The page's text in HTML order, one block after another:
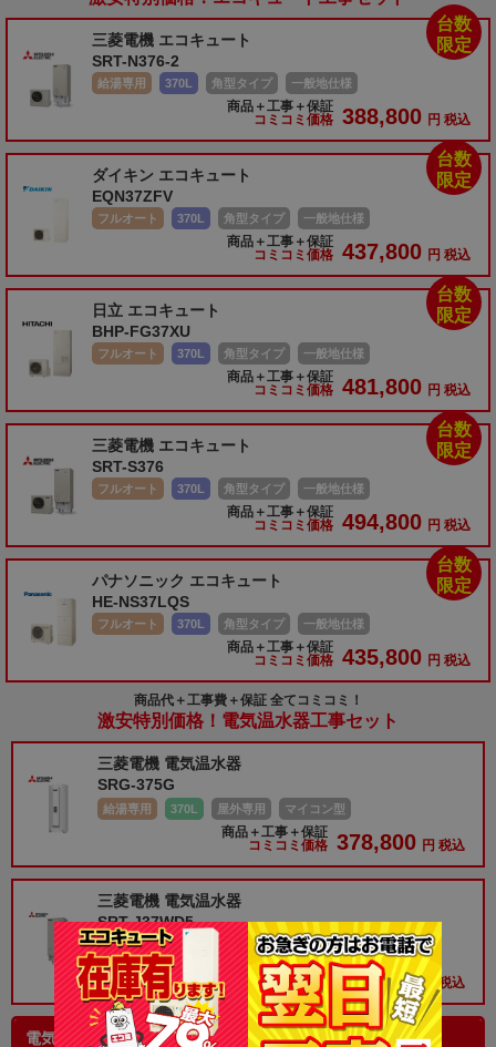
三菱電機 エコキュート
SRT-N376-2
給湯専用 370L 角型タイプ 一般地仕様
商品＋工事＋保証
コミコミ価格 388,800 円 税込
台数
限定
ダイキン エコキュート
EQN37ZFV
フルオート 370L 角型タイプ 一般地仕様
商品＋工事＋保証
コミコミ価格 437,800 円 税込
台数
限定
日立 エコキュート
BHP-FG37XU
フルオート 370L 角型タイプ 一般地仕様
商品＋工事＋保証
コミコミ価格 481,800 円 税込
台数
限定
三菱電機 エコキュート
SRT-S376
フルオート 370L 角型タイプ 一般地仕様
商品＋工事＋保証
コミコミ価格 494,800 円 税込
台数
限定
パナソニック エコキュート
HE-NS37LQS
フルオート 370L 角型タイプ 一般地仕様
商品＋工事＋保証
コミコミ価格 435,800 円 税込
台数
限定
商品代＋工事費＋保証 全てコミコミ！
激安特別価格！電気温水器工事セット
三菱電機 電気温水器
SRG-375G
給湯専用 370L 屋外専用 マイコン型
商品＋工事＋保証
コミコミ価格 378,800 円 税込
三菱電機 電気温水器
SRT-J37WD5
自動風呂給湯 370L 屋内・外兼用 マイコン型
商品＋工事＋保証
コミコミ価格
515,800 円 税込
電気温水器を探す